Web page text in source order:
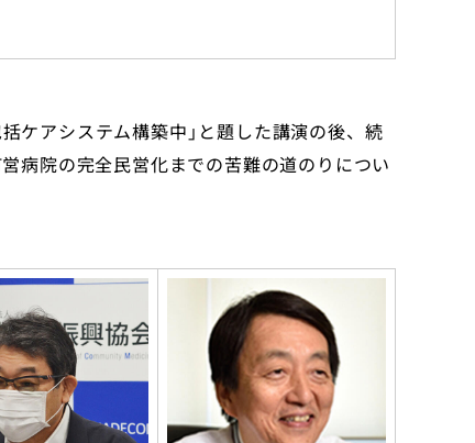
ケアシステム構築中」と題した講演の後、続
病院の完全民営化までの苦難の道のりについ